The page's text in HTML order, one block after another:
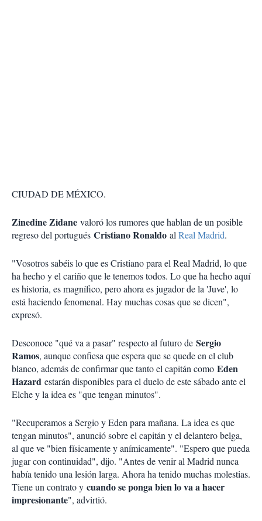
CIUDAD DE MÉXICO.
Zinedine Zidane valoró los rumores que hablan de un posible
regreso del portugués Cristiano Ronaldo alReal Madrid.
"Vosotros sabéis lo que es Cristiano para el Real Madrid, lo que
ha hecho y el cariño que le tenemos todos. Lo que ha hecho aquí
es historia, es magnífico, pero ahora es jugador de la 'Juve', lo
está haciendo fenomenal. Hay muchas cosas que se dicen",
expresó.
Desconoce "qué va a pasar" respecto al futuro de Sergio
Ramos, aunque confiesa que espera que se quede en el club
blanco, además de confirmar que tanto el capitán como Eden
Hazard estarán disponibles para el duelo de este sábado ante el
Elche y la idea es "que tengan minutos".
"Recuperamos a Sergio y Eden para mañana. La idea es que
tengan minutos", anunció sobre el capitán y el delantero belga,
al que ve "bien físicamente y anímicamente". "Espero que pueda
jugar con continuidad", dijo. "Antes de venir al Madrid nunca
había tenido una lesión larga. Ahora ha tenido muchas molestias.
Tiene un contrato y cuando se ponga bien lo va a hacer
impresionante", advirtió.